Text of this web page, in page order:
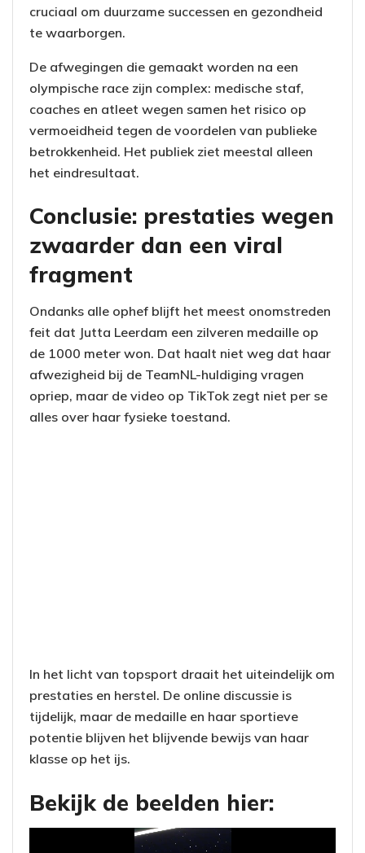
cruciaal om duurzame successen en gezondheid
te waarborgen.
De afwegingen die gemaakt worden na een
olympische race zijn complex: medische staf,
coaches en atleet wegen samen het risico op
vermoeidheid tegen de voordelen van publieke
betrokkenheid. Het publiek ziet meestal alleen
het eindresultaat.
Conclusie: prestaties wegen
zwaarder dan een viral
fragment
Ondanks alle ophef blijft het meest onomstreden
feit dat Jutta Leerdam een zilveren medaille op
de 1000 meter won. Dat haalt niet weg dat haar
afwezigheid bij de TeamNL-huldiging vragen
opriep, maar de video op TikTok zegt niet per se
alles over haar fysieke toestand.
In het licht van topsport draait het uiteindelijk om
prestaties en herstel. De online discussie is
tijdelijk, maar de medaille en haar sportieve
potentie blijven het blijvende bewijs van haar
klasse op het ijs.
Bekijk de beelden hier: